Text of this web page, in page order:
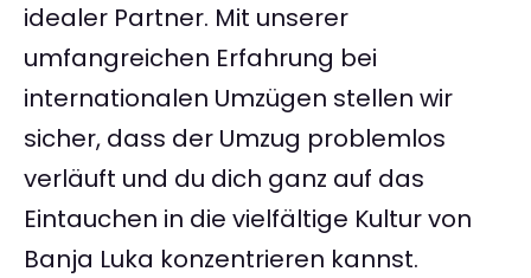
idealer Partner. Mit unserer
umfangreichen Erfahrung bei
internationalen Umzügen stellen wir
sicher, dass der Umzug problemlos
verläuft und du dich ganz auf das
Eintauchen in die vielfältige Kultur von
Banja Luka konzentrieren kannst.